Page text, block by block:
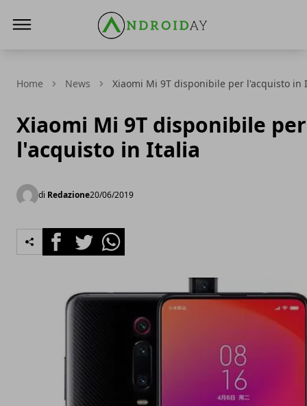
Home News Xiaomi Mi 9T disponibile per l'acquisto in
Xiaomi Mi 9T disponibile per
l'acquisto in Italia
di Redazione20/06/2019
FacebookTwitterWhatsapp